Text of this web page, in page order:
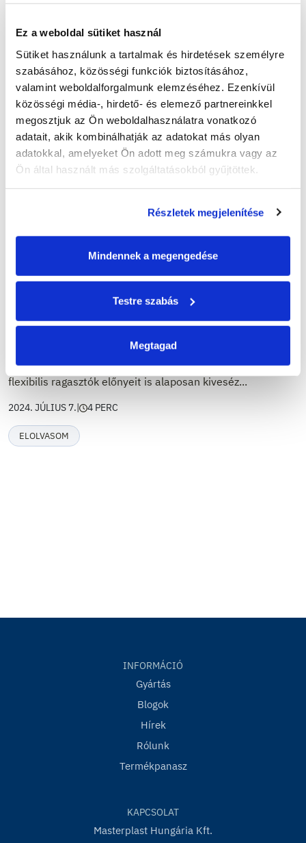
Ez a weboldal sütiket használ
Sütiket használunk a tartalmak és hirdetések személyre
szabásához, közösségi funkciók biztosításához,
valamint weboldalforgalmunk elemzéséhez. Ezenkívül
közösségi média-, hirdető- és elemező partnereinkkel
megosztjuk az Ön weboldalhasználatra vonatkozó
adatait, akik kombinálhatják az adatokat más olyan
adatokkal, amelyeket Ön adott meg számukra vagy az
Ön által használt más szolgáltatásokból gyűjtöttek.
Részletek megjelenítése
Mindennek a megengedése
Testre szabás
Megtagad
RAGASZTÓK
Csemperagasztó használata,
csemperagasztó bekeverése
szakszerűen
Cikkünkben a csemperagasztó használata mellett a
csemperagasztó bekeverése is szóba kerül, illetve a
flexibilis ragasztók előnyeit is alaposan kiveséz...
2024. JÚLIUS 7.| 4 PERC
ELOLVASOM
INFORMÁCIÓ
Gyártás
Blogok
Hírek
Rólunk
Termékpanasz
KAPCSOLAT
Masterplast Hungária Kft.